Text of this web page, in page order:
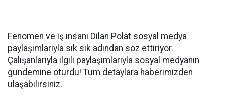
Fenomen ve iş insanı Dilan Polat sosyal medya
paylaşımlarıyla sık sık adından söz ettiriyor.
Çalışanlarıyla ilgili paylaşımlarıyla sosyal medyanın
gündemine oturdu! Tüm detaylara haberimizden
ulaşabilirsiniz.